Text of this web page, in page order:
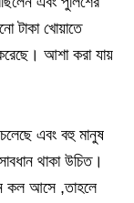
টাকা খোয়াতে
আশা করা যায়
এবং বহু মানুষ
থাকা উচিত।
কল আসে ,তাহলে